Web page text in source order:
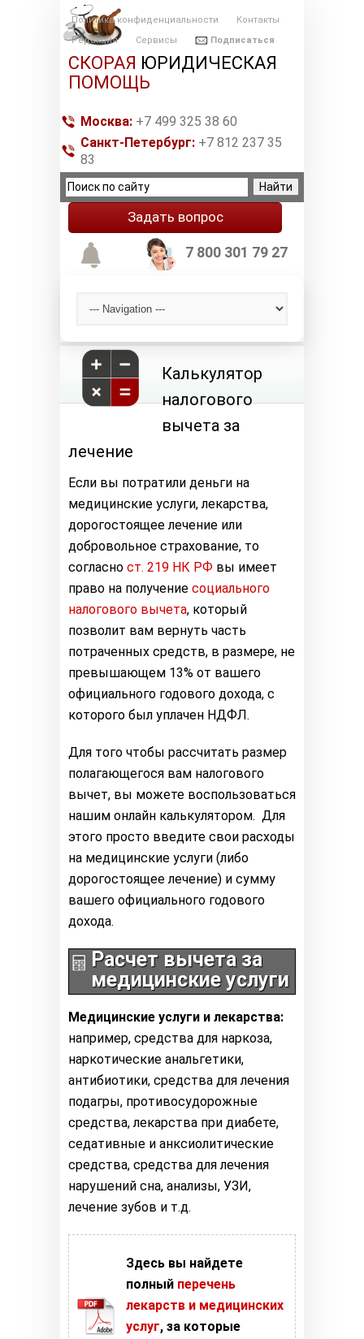
Политика конфиденциальности
Контакты
Редакция
Сервисы Подписаться
СКОРАЯ ЮРИДИЧЕСКАЯ
ПОМОЩЬ
Москва: +7 499 325 38 60
Санкт-Петербург: +7 812 237 35
83
Задать вопрос
7 800 301 79 27
Калькулятор
налогового
вычета за
лечение
Если вы потратили деньги на
медицинские услуги, лекарства,
дорогостоящее лечение или
добровольное страхование, то
согласно ст. 219 НК РФ вы имеет
право на получение социального
налогового вычета, который
позволит вам вернуть часть
потраченных средств, в размере, не
превышающем 13% от вашего
официального годового дохода, с
которого был уплачен НДФЛ.
Для того чтобы рассчитать размер
полагающегося вам налогового
вычет, вы можете воспользоваться
нашим онлайн калькулятором. Для
этого просто введите свои расходы
на медицинские услуги (либо
дорогостоящее лечение) и сумму
вашего официального годового
дохода.
Расчет вычета за
медицинские услуги
Медицинские услуги и лекарства:
например, средства для наркоза,
наркотические анальгетики,
антибиотики, средства для лечения
подагры, противосудорожные
средства, лекарства при диабете,
седативные и анксиолитические
средства, средства для лечения
нарушений сна, анализы, УЗИ,
лечение зубов и т.д.
Здесь вы найдете
полный перечень
лекарств и медицинских
услуг, за которые